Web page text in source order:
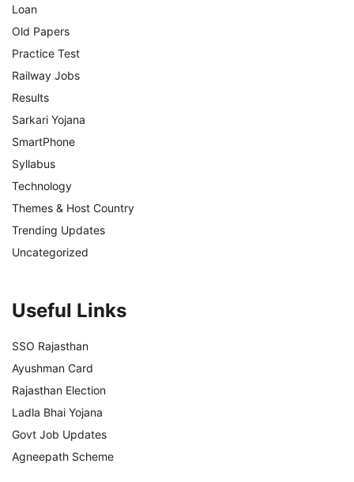
Loan
Old Papers
Practice Test
Railway Jobs
Results
Sarkari Yojana
SmartPhone
Syllabus
Technology
Themes & Host Country
Trending Updates
Uncategorized
Useful Links
SSO Rajasthan
Ayushman Card
Rajasthan Election
Ladla Bhai Yojana
Govt Job Updates
Agneepath Scheme